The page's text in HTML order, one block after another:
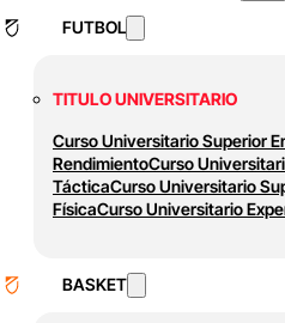
FUTBOL
TITULO UNIVERSITARIO
Curso Universitario Superior
RendimientoCurso
TácticaCurso Universitario
FísicaCurso Universitario
BASKET